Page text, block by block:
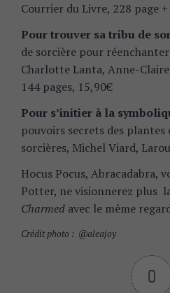
Courrier du Livre, 228 page +
Pour trouver sa tribu de
de sorcière pour
Charlotte Lanta, Anne-
144 pages, 15,90€
Pour s’initier à la
pouvoirs secrets des plantes
sorcières, Michel Viard,
Hocus Pocus, Abracadabra,
Potter, ne visionnerez plus
Charmed avec le même
Crédit photo : @aleajoy
0